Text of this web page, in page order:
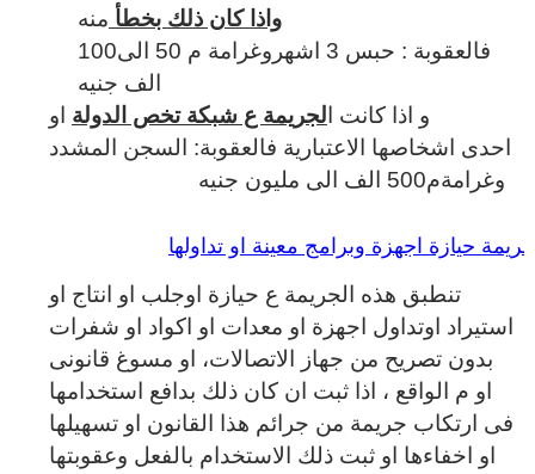
واذا كان ذلك بخطأ منه
فالعقوبة : حبس 3 اشهروغرامة م 50 الى100
و اذا كانت ا لجريمة ع شبكة تخص الدولة او
احدى اشخاصها الاعتبارية فالعقوبة: السجن المشدد
وغرامةم500 الف الى مليون جنيه
حيازة اجهزة وبرامج معينة او تداولها
تنطبق هذه الجريمة ع حيازة اوجلب او انتاج او
استيراد اوتداول اجهزة او معدات او اكواد او شفرات
بدون تصريح من جهاز الاتصالات، او مسوغ قانونى
او م الواقع ، اذا ثبت ان كان ذلك بدافع استخدامها
فى ارتكاب جريمة من جرائم هذا القانون او تسهيلها
او اخفاءها او ثبت ذلك الاستخدام بالفعل وعقوبتها